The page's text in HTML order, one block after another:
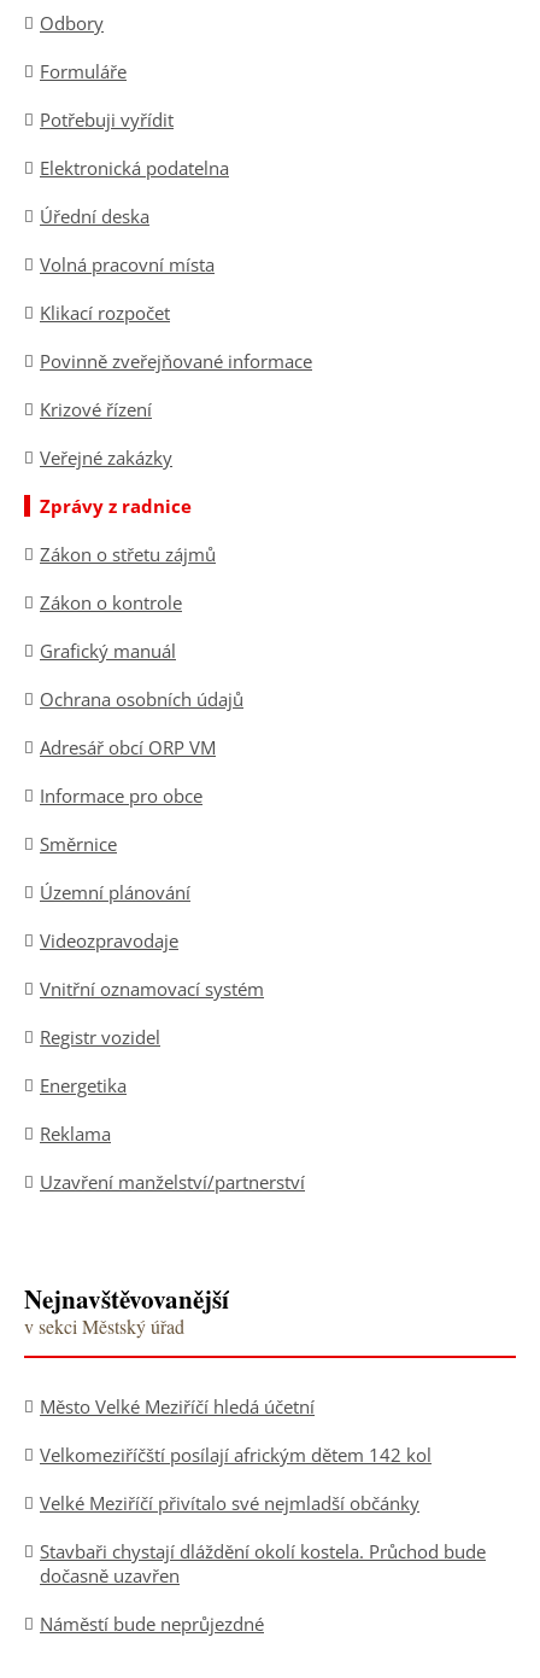
Odbory
Formuláře
Potřebuji vyřídit
Elektronická podatelna
Úřední deska
Volná pracovní místa
Klikací rozpočet
Povinně zveřejňované informace
Krizové řízení
Veřejné zakázky
Zprávy z radnice
Zákon o střetu zájmů
Zákon o kontrole
Grafický manuál
Ochrana osobních údajů
Adresář obcí ORP VM
Informace pro obce
Směrnice
Územní plánování
Videozpravodaje
Vnitřní oznamovací systém
Registr vozidel
Energetika
Reklama
Uzavření manželství/partnerství
Nejnavštěvovanější
v sekci Městský úřad
Město Velké Meziříčí hledá účetní
Velkomeziříčští posílají africkým dětem 142 kol
Velké Meziříčí přivítalo své nejmladší občánky
Stavbaři chystají dláždění okolí kostela. Průchod bude
dočasně uzavřen
Náměstí bude neprůjezdné